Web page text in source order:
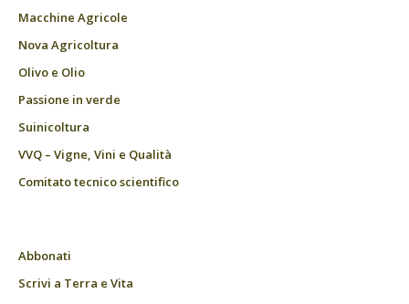
Macchine Agricole
Nova Agricoltura
Olivo e Olio
Passione in verde
Suinicoltura
VVQ – Vigne, Vini e Qualità
Comitato tecnico scientifico
Abbonati
Scrivi a Terra e Vita